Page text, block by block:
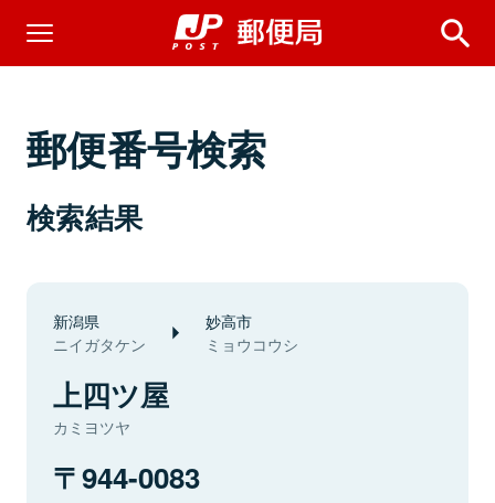
郵便番号検索
検索結果
新潟県
ニイガタケン
妙高市
ミョウコウシ
上四ツ屋
カミヨツヤ
944-0083